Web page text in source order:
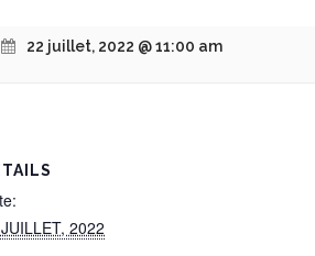
22 juillet, 2022 @ 11:00 am
2022